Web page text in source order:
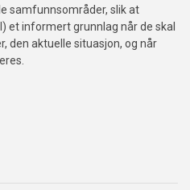
samfunnsområder, slik at
et informert grunnlag når de skal
den aktuelle situasjon, og når